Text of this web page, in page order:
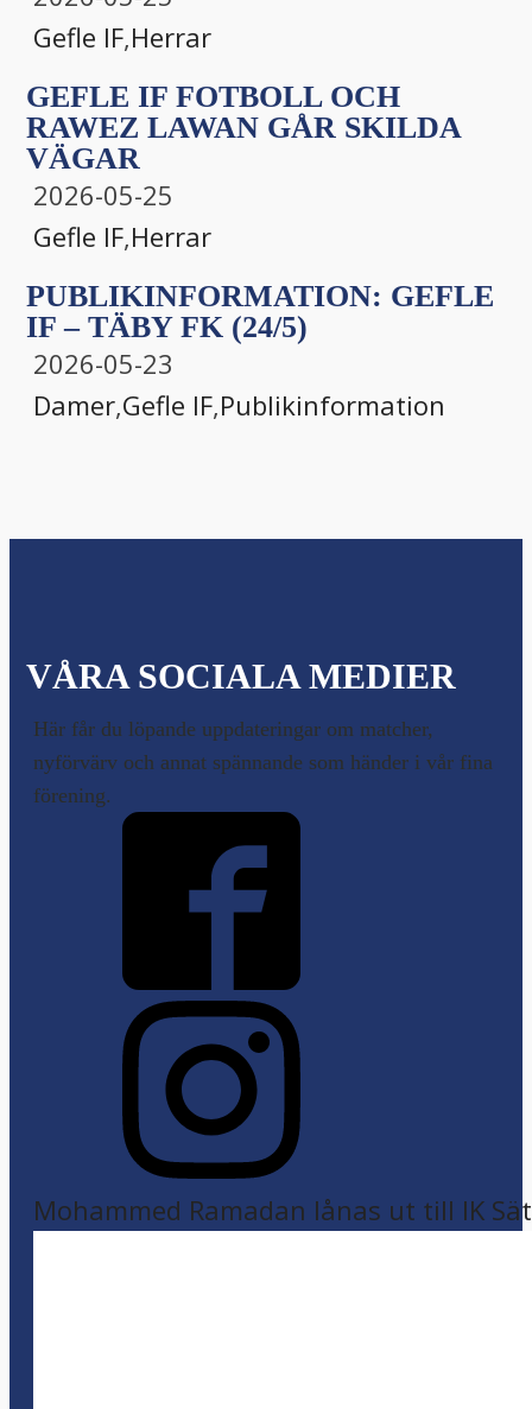
Gefle IF,Herrar
GEFLE IF FOTBOLL OCH
RAWEZ LAWAN GÅR SKILDA
VÄGAR
2026-05-25
Gefle IF,Herrar
PUBLIKINFORMATION: GEFLE
IF – TÄBY FK (24/5)
2026-05-23
Damer,Gefle IF,Publikinformation
VÅRA SOCIALA MEDIER
Här får du löpande uppdateringar om matcher,
nyförvärv och annat spännande som händer i vår fina
förening.
Mohammed Ramadan lånas ut till IK